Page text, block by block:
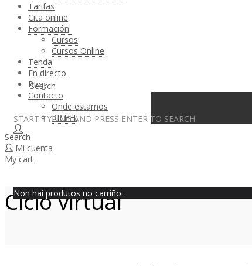
Search
START TYPING AND PRESS ENTER TO SEARCH
Non hai produtos no carriño.
Tarifas
Cita online
Formación
Cursos
Cursos Online
Tenda
En directo
Blog
Contacto
Onde estamos
RR.HH.
Search
Mi cuenta
My cart
Ciclo virtual